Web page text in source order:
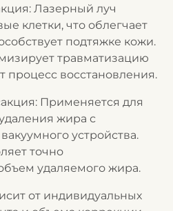
Лазерный луч
клетки, что облегчает
подтяжке кожи.
травматизацию
процесс восстановления.
Применяется для
жира с
устройства.
точно
удаляемого жира.
от индивидуальных